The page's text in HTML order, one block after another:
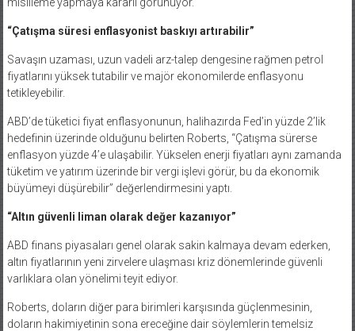
“Çatışma süresi enflasyonist baskıyı artırabilir”
Savaşın uzaması, uzun vadeli arz-talep dengesine rağmen petrol
fiyatlarını yüksek tutabilir ve majör ekonomilerde enflasyonu
tetikleyebilir.
ABD’de tüketici fiyat enflasyonunun, halihazırda Fed’in yüzde 2’lik
hedefinin üzerinde olduğunu belirten Roberts, “Çatışma sürerse
enflasyon yüzde 4’e ulaşabilir. Yükselen enerji fiyatları aynı zamanda
tüketim ve yatırım üzerinde bir vergi işlevi görür, bu da ekonomik
büyümeyi düşürebilir” değerlendirmesini yaptı.
“Altın güvenli liman olarak değer kazanıyor”
ABD finans piyasaları genel olarak sakin kalmaya devam ederken,
altın fiyatlarının yeni zirvelere ulaşması kriz dönemlerinde güvenli
varlıklara olan yönelimi teyit ediyor.
Roberts, doların diğer para birimleri karşısında güçlenmesinin,
doların hakimiyetinin sona ereceğine dair söylemlerin temelsiz